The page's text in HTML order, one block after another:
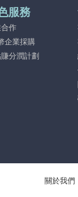
服務
作
企業採購
分潤計劃
關於我們